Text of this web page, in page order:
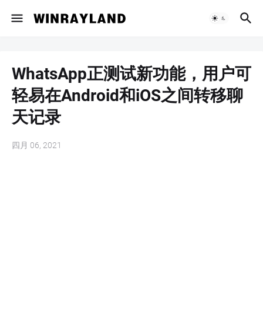
WhatsApp正测试新功能，用户可
轻易在Android和iOS之间转移聊
天记录
四月 06, 2021